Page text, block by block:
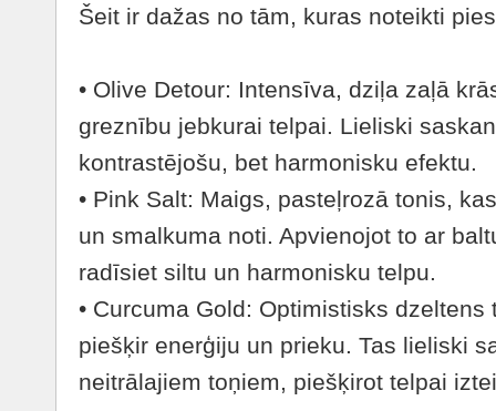
Šeit ir dažas no tām, kuras noteikti
• Olive Detour: Intensīva, dziļa zaļā
greznību jebkurai telpai. Lieliski
kontrastējošu, bet harmonisku efektu.
• Pink Salt: Maigs, pasteļrozā tonis,
un smalkuma noti. Apvienojot to ar
radīsiet siltu un harmonisku telpu.
• Curcuma Gold: Optimistisks
piešķir enerģiju un prieku. Tas lieliski
neitrālajiem toņiem, piešķirot telpai